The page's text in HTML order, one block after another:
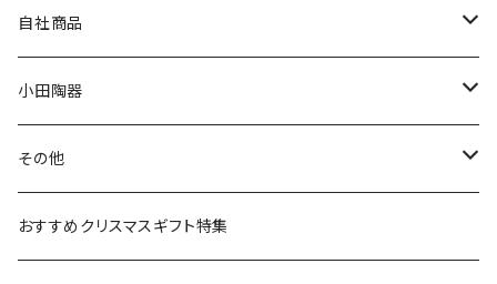
プレート
ボウル
ガラスウェア
カトラリー
80th記念アイテム
リトルミイの日記念アイテム
MOOMIN ANIMATION
スヌーピー
ピーターラビット
ポケットモンスター
LA AMYS(エミーズ)
LISA LARSON(リサラーソン)
LAURA ASHLEY(ローラ アシュレイ)
Finlayson(フィンレイソン)
自社商品
ねこ企画
Cecera(セセラ)
CELEC(セレック)
小田陶器
さざなみ
吉祥
その他
リサイクル食器
おすすめクリスマスギフト特集